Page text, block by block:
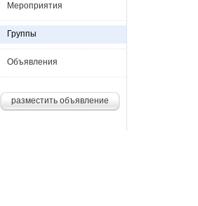
Мероприятия
Группы
Объявления
разместить объявление